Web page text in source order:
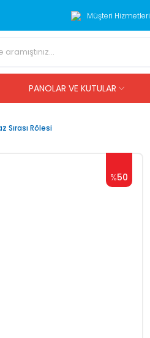
Müşteri Hizmetleri
PANOLAR VE KUTULAR
Sırası Rölesi
%50